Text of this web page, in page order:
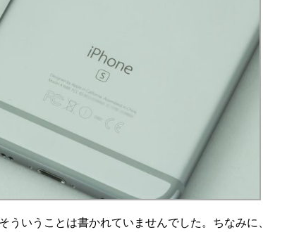
いうことは書かれていませんでした。ちなみに、